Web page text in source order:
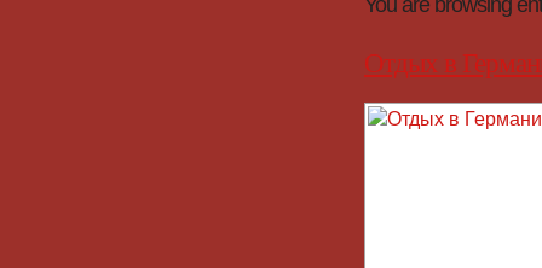
You are browsing
Отдых в